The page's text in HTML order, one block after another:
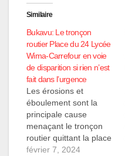
Similaire
Bukavu: Le tronçon
routier Place du 24 Lycée
Wima-Carrefour en voie
de disparition si rien n’est
fait dans l’urgence
Les érosions et
éboulement sont la
principale cause
menaçant le tronçon
routier quittant la place
de l'indépendance
février 7, 2024